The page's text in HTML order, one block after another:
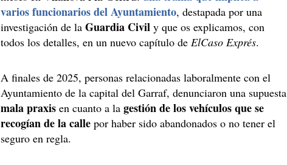
varios funcionarios del Ayuntamiento, destapada por una
investigación de laGuardia Civil y que os explicamos, con
todos los detalles, en un nuevo capítulo deElCaso Exprés.
A finales de 2025, personas relacionadas laboralmente con el
Ayuntamiento de la capital del Garraf, denunciaron una supuesta
mala praxis en cuanto a lagestión de los vehículos que se
recogían de la calle por haber sido abandonados o no tener el
seguro en regla.